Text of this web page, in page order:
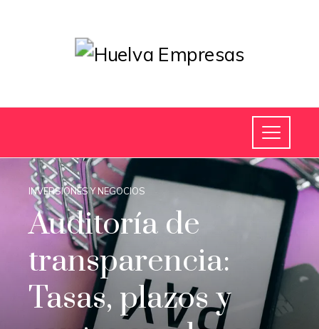
INVERSIONES Y NEGOCIOS
Auditoría de
transparencia:
Tasas, plazos y